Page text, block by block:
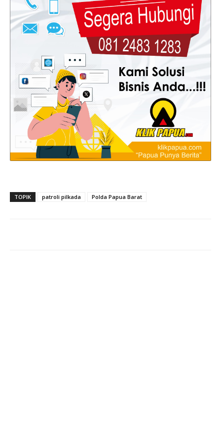
TOPIK patroli pilkada Polda Papua Barat